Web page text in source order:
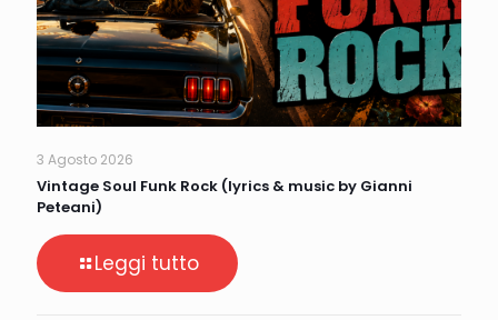
3 Agosto 2026
Vintage Soul Funk Rock (lyrics & music by Gianni
Peteani)
Leggi tutto